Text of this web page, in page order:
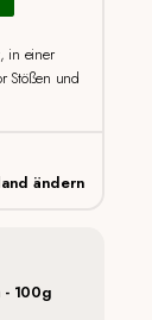
in einer
Stößen und
ändern
- 100g